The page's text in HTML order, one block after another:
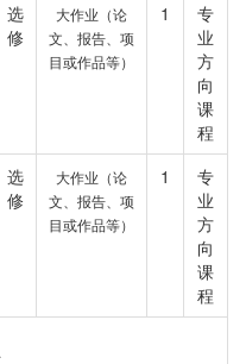
选
修
大作业（论
文、报告、项
目或作品等）
1
专
业
方
向
课
程
选
修
大作业（论
文、报告、项
目或作品等）
1
专
业
方
向
课
程